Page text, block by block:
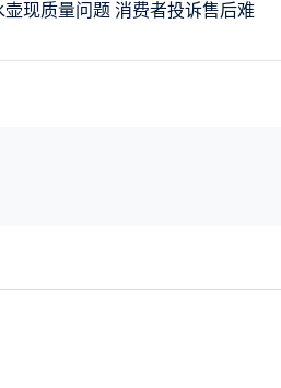
壶现质量问题 消费者投诉售后难